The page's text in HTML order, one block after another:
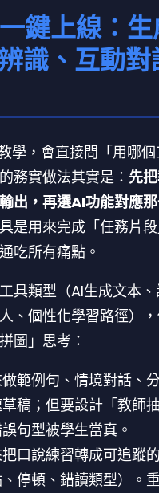
鍵上線：
識、互動對
學，會直接問「用哪
務實做法其實是： 先
出，再選AI功能對應
是用來完成「任務片
吃所有痛點。
具類型（AI生成文本
、個性化學習路徑）
圖」思考：
範例句、情境對話、
稿；但要設計「教師
句型被學生當真。
口說練習轉成可追蹤
停頓、錯讀類型）。